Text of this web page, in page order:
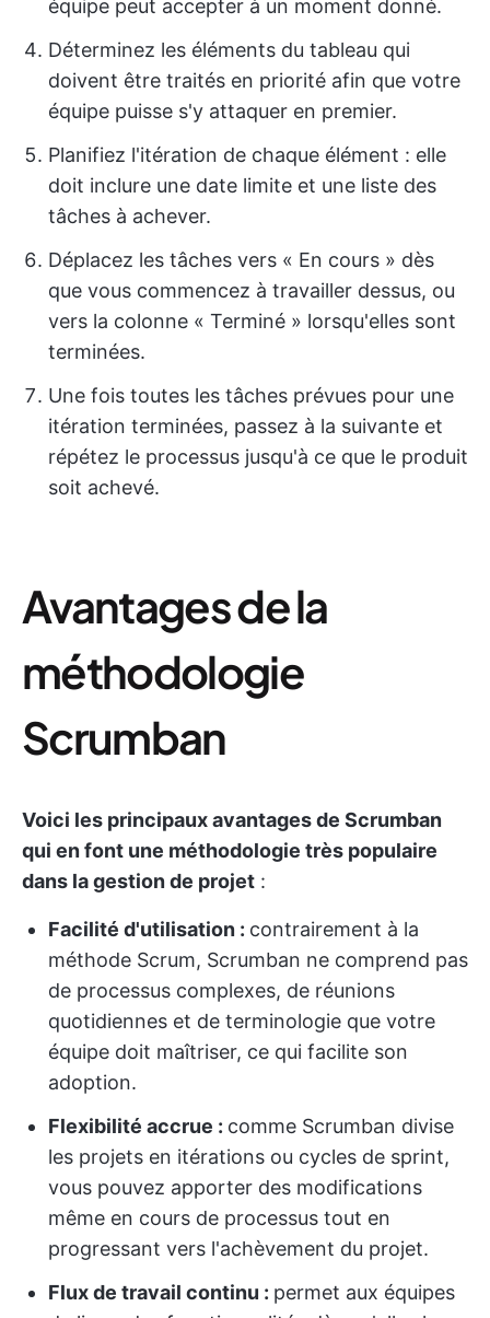
équipe peut accepter à un moment donné.
Déterminez les éléments du tableau qui
doivent être traités en priorité afin que votre
équipe puisse s'y attaquer en premier.
Planifiez l'itération de chaque élément : elle
doit inclure une date limite et une liste des
tâches à achever.
Déplacez les tâches vers « En cours » dès
que vous commencez à travailler dessus, ou
vers la colonne « Terminé » lorsqu'elles sont
terminées.
Une fois toutes les tâches prévues pour une
itération terminées, passez à la suivante et
répétez le processus jusqu'à ce que le produit
soit achevé.
Avantages de la
méthodologie
Scrumban
Voici les principaux avantages de Scrumban
qui en font une méthodologie très populaire
dans la gestion de projet :
Facilité d'utilisation : contrairement à la
méthode Scrum, Scrumban ne comprend pas
de processus complexes, de réunions
quotidiennes et de terminologie que votre
équipe doit maîtriser, ce qui facilite son
adoption.
Flexibilité accrue : comme Scrumban divise
les projets en itérations ou cycles de sprint,
vous pouvez apporter des modifications
même en cours de processus tout en
progressant vers l'achèvement du projet.
Flux de travail continu : permet aux équipes